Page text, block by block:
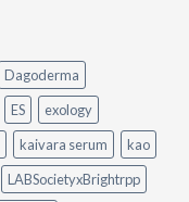
Dagoderma
ES
exology
kaivara serum
kao
LABSocietyxBrightrpp